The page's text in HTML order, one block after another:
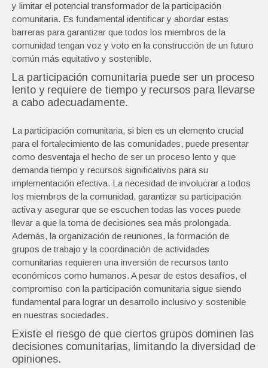
y limitar el potencial transformador de la participación
comunitaria. Es fundamental identificar y abordar estas
barreras para garantizar que todos los miembros de la
comunidad tengan voz y voto en la construcción de un futuro
común más equitativo y sostenible.
La participación comunitaria puede ser un proceso
lento y requiere de tiempo y recursos para llevarse
a cabo adecuadamente.
La participación comunitaria, si bien es un elemento crucial
para el fortalecimiento de las comunidades, puede presentar
como desventaja el hecho de ser un proceso lento y que
demanda tiempo y recursos significativos para su
implementación efectiva. La necesidad de involucrar a todos
los miembros de la comunidad, garantizar su participación
activa y asegurar que se escuchen todas las voces puede
llevar a que la toma de decisiones sea más prolongada.
Además, la organización de reuniones, la formación de
grupos de trabajo y la coordinación de actividades
comunitarias requieren una inversión de recursos tanto
económicos como humanos. A pesar de estos desafíos, el
compromiso con la participación comunitaria sigue siendo
fundamental para lograr un desarrollo inclusivo y sostenible
en nuestras sociedades.
Existe el riesgo de que ciertos grupos dominen las
decisiones comunitarias, limitando la diversidad de
opiniones.